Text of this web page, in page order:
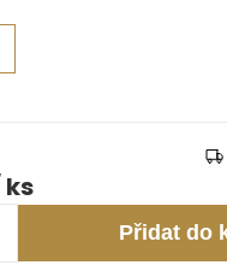
Přidat do